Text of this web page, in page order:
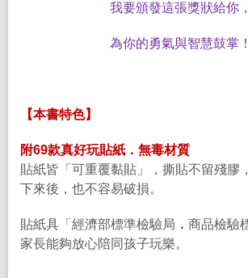
我要頒發這張獎狀給你，
為你的勇氣與智慧鼓掌！
【本書特色】
附69款真好玩貼紙．無毒材質
貼紙皆「可重覆黏貼」，撕貼不留殘膠
下來後，也不容易破損。
貼紙具「經濟部標準檢驗局 ． 商品檢驗
家長能夠放心陪同孩子玩樂。